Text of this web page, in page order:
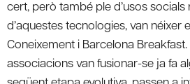
cert, però també ple d’usos socials
d’aquestes tecnologies, van néixer
Coneixement i Barcelona
associacions van fusionar-se ja fa